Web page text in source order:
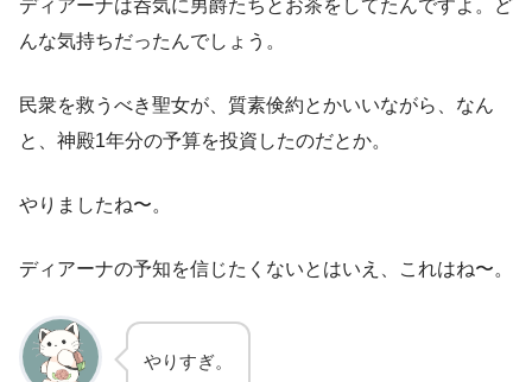
ディアーナは呑気に男爵たちとお茶をしてたんですよ。ど
んな気持ちだったんでしょう。
民衆を救うべき聖女が、質素倹約とかいいながら、なん
と、神殿1年分の予算を投資したのだとか。
やりましたね〜。
ディアーナの予知を信じたくないとはいえ、これはね〜。
やりすぎ。